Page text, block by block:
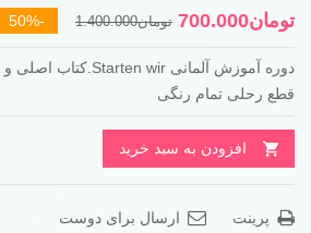
تومان1.400.000قیمت
تومان700.000
قیمت
قطع رحلی تمام رنگی
افزودن به سبد خرید
پرینت ارسال برای دوست